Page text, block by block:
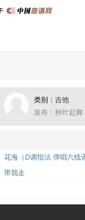
类别： 吉他
发布：秋叶起舞
花海（D调指法 弹唱六线
带我走